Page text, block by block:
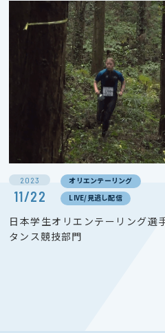
2023
11/22
オリエンテーリング
LIVE/見逃し配信
日本学生オリエンテーリング選
タンス競技部門